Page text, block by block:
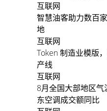
互联网
智慧油客助力数百
地
互联网
Token 制造业模版
产线
互联网
8月全国大部地区
东空调成交额同比